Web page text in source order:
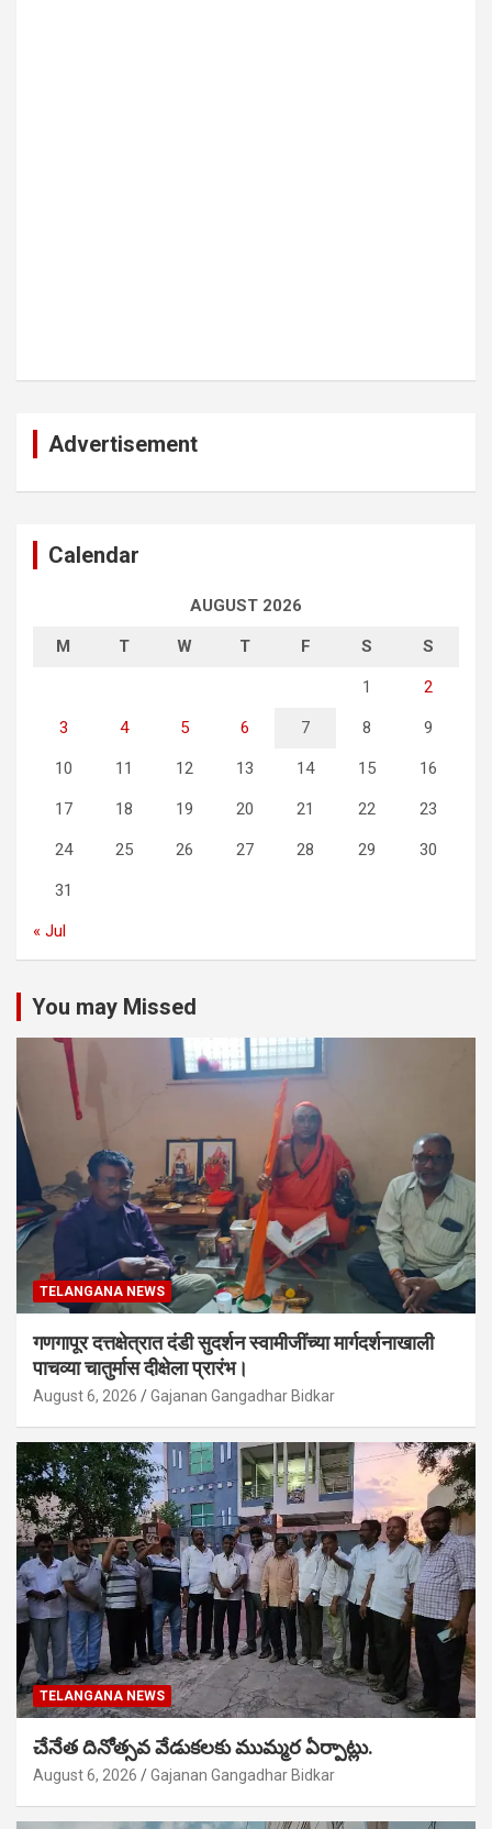
Advertisement
Calendar
AUGUST 2026
M T W T F S S
1 2
3 4 5 6 7 8 9
10 11 12 13 14 15 16
17 18 19 20 21 22 23
24 25 26 27 28 29 30
31
« Jul
You may Missed
TELANGANA NEWS
गणगापूर दत्तक्षेत्रात दंडी सुदर्शन स्वामीजींच्या मार्गदर्शनाखाली
पाचव्या चातुर्मास दीक्षेला प्रारंभ।
August 6, 2026 Gajanan Gangadhar Bidkar
TELANGANA NEWS
చేనేత దినోత్సవ వేడుకలకు ముమ్మర ఏర్పాట్లు.
August 6, 2026 Gajanan Gangadhar Bidkar